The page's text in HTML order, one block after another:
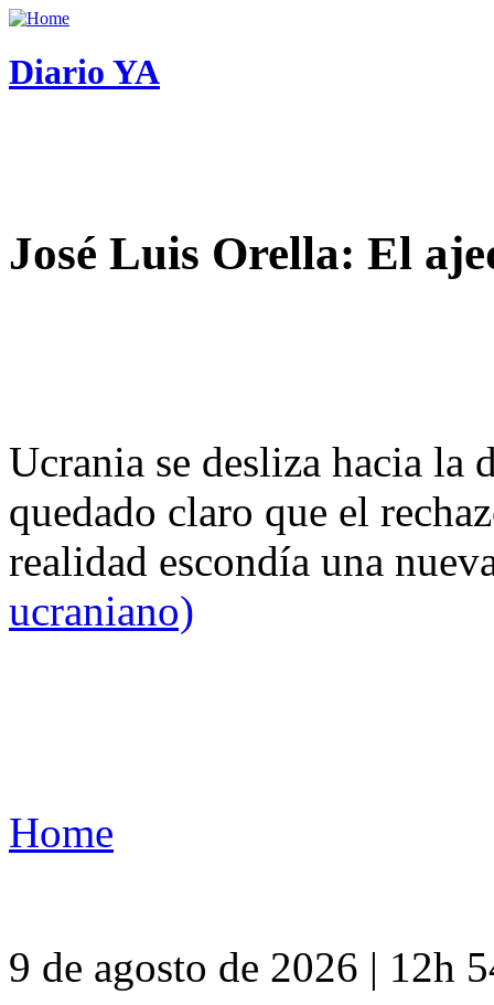
Diario YA
José Luis Orella: El
Ucrania se desliza hacia
quedado claro que el
realidad escondía una
ucraniano)
Home
9 de agosto de 2026 | 12h